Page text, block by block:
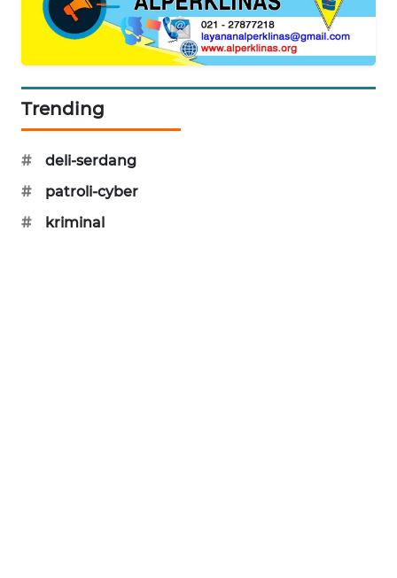
Trending
#
deli-serdang
#
patroli-cyber
#
kriminal
KONSUMEN
LISTRIK
KELISTRIKAN
ID
ID